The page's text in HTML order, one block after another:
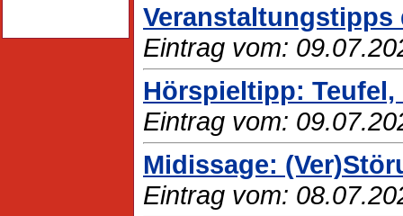
Veranstaltungstipps
Eintrag vom:
Hörspieltipp:
Eintrag vom:
Midissage:
Eintrag vom: